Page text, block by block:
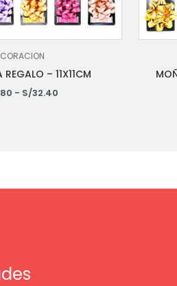
– 11X11CM
- S/32.40